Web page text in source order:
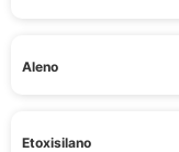
Aleno
Etoxisilano